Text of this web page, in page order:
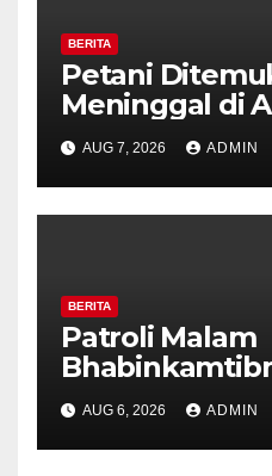
BERITA
Petani
Meninggal di
Persawahan
Pastikan Tidak
Kekerasan
AUG 7, 2026 ADMIN
BERITA
Patroli Malam
Pilar
Perkuat
Diajak
AUG 6, 2026 ADMIN